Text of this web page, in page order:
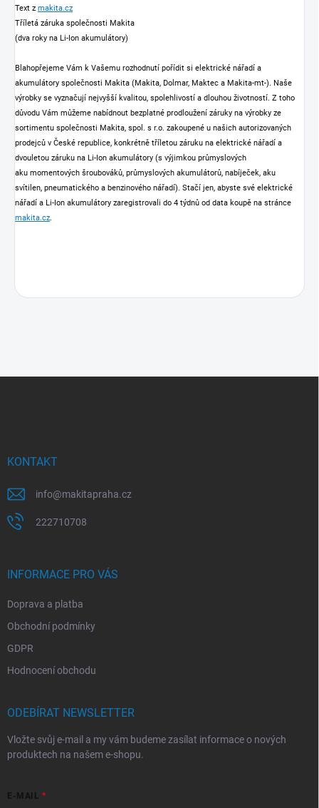
Text z makita.cz
Tříletá záruka společnosti Makita
(dva roky na Li-Ion akumulátory)
Blahopřejeme Vám k Vašemu rozhodnutí pořídit si elektrické nářadí a
akumulátory společnosti Makita (Makita, Dolmar, Maktec a Makita-mt-). Naše
výrobky se vyznačují nejvyšší kvalitou, spolehlivostí a dlouhou životností. Z toho
důvodu Vám můžeme nabídnout bezplatné prodloužení záruky na výrobky ze
sortimentu společnosti Makita, spol. s r.o. zakoupené u našich autorizovaných
prodejců v České republice, konkrétně tříletou záruku na elektrické nářadí a
dvouletou záruku na Li-Ion akumulátory (s výjimkou průmyslových
aku momentových šroubováků, průmyslových akumulátorů, nabíječek, aku
svítilen, pneumatického a benzinového nářadí). Stačí jen, abyste své elektrické
nářadí a Li-Ion akumulátory zaregistrovali do 4 týdnů od data koupě na stránce
makita.cz.
KONTAKT
info@makitapraha.cz
222710708
INFORMACE PRO VÁS
Doprava a platba
Obchodní podmínky
GDPR
Hodnocení obchodu
ODEBÍRAT NEWSLETTER
Vložte svůj e-mail a my vám budeme zasílat informace o nových
produktech na našem e-shopu.
E-MAIL